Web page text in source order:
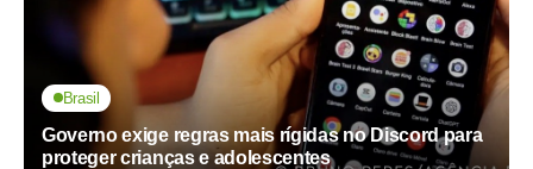
Brasil
Governo exige regras mais rígidas no Discord para
proteger crianças e adolescentes